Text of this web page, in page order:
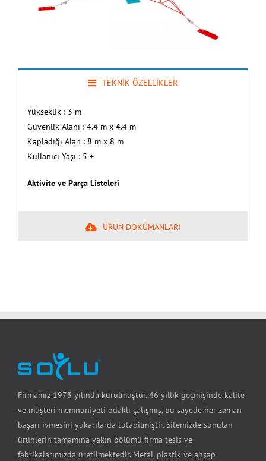
TEKNİK ÖZELLİKLER
Yükseklik : 3 m
Güvenlik Alanı : 4.4 m x 4.4 m
Kapladığı Alan : 8 m x 8 m
Kullanıcı Yaşı : 5 +
Aktivite ve Parça Listeleri
ÜRÜN DOKÜMANLARI
Firmamız 1973 yılında kurulmuştur. 46 yıllık geçmişinde kalite
ve müşteri memnuniyeti odaklı çalışmış, bu sayede her zaman
başarı ivmesini yukarılarda tutabilmiştir. Sitemizde sunulan
ürünlerin tamamına yakın bölümü firma tesis ve
fabrikalarımızda üretilmektedir. Metal, plastik ve ahşap